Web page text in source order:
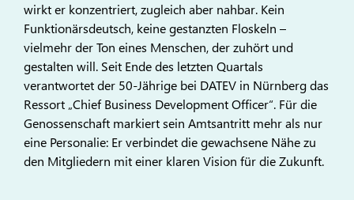
wirkt er konzentriert, zugleich aber nahbar. Kein
Funktionärsdeutsch, keine gestanzten Floskeln –
vielmehr der Ton eines Menschen, der zuhört und
gestalten will. Seit Ende des letzten Quartals
verantwortet der 50-Jährige bei DATEV in Nürnberg das
Ressort „Chief Business Development Officer“. Für die
Genossenschaft markiert sein Amtsantritt mehr als nur
eine Personalie: Er verbindet die gewachsene Nähe zu
den Mitgliedern mit einer klaren Vision für die Zukunft.